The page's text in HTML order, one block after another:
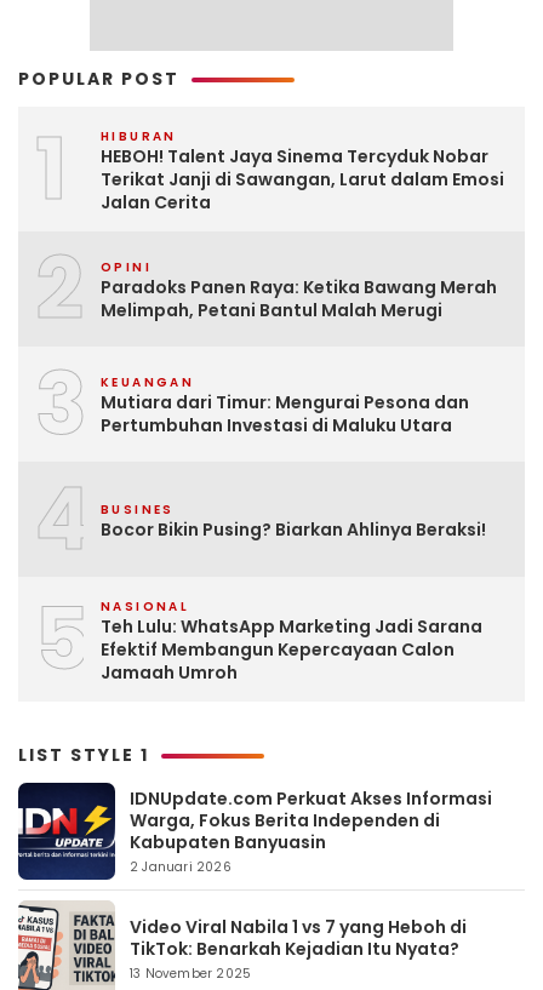
POPULAR POST
1 HIBURAN
HEBOH! Talent Jaya Sinema Tercyduk Nobar
Terikat Janji di Sawangan, Larut dalam Emosi
Jalan Cerita
2 OPINI
Paradoks Panen Raya: Ketika Bawang Merah
Melimpah, Petani Bantul Malah Merugi
3 KEUANGAN
Mutiara dari Timur: Mengurai Pesona dan
Pertumbuhan Investasi di Maluku Utara
4 BUSINES
Bocor Bikin Pusing? Biarkan Ahlinya Beraksi!
5 NASIONAL
Teh Lulu: WhatsApp Marketing Jadi Sarana
Efektif Membangun Kepercayaan Calon
Jamaah Umroh
LIST STYLE 1
IDNUpdate.com Perkuat Akses Informasi
Warga, Fokus Berita Independen di
Kabupaten Banyuasin
2 Januari 2026
Video Viral Nabila 1 vs 7 yang Heboh di
TikTok: Benarkah Kejadian Itu Nyata?
13 November 2025